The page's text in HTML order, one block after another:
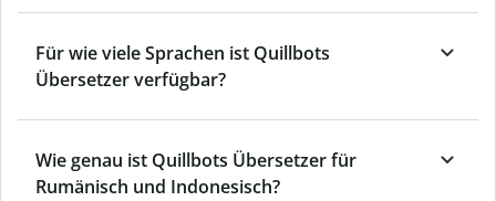
Für wie viele Sprachen ist Quillbots
Übersetzer verfügbar?
Wie genau ist Quillbots Übersetzer für
Rumänisch und Indonesisch?